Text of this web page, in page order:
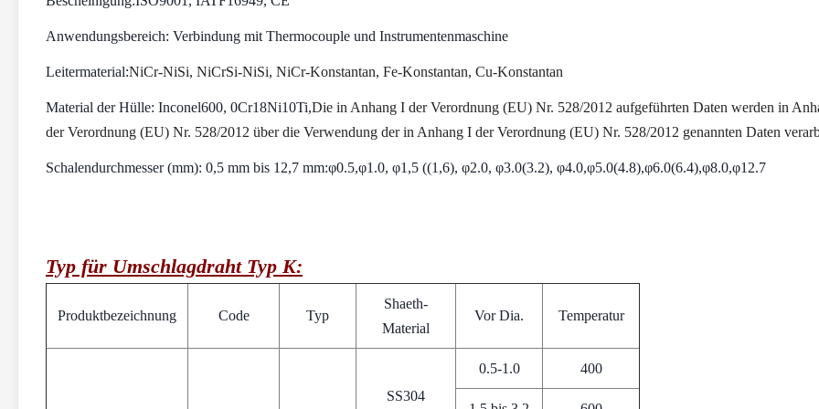
Anwendungsbereich: Verbindung mit Thermocouple und Instrumentenmaschine
Leitermaterial:NiCr-NiSi, NiCrSi-NiSi, NiCr-Konstantan, Fe-Konstantan, Cu-Konstantan
Material der Hülle: Inconel600, 0Cr18Ni10Ti,Die in Anhang I der Verordnung (EU) Nr. 528/2012 aufgeführten Daten werden in
der Verordnung (EU) Nr. 528/2012 über die Verwendung der in Anhang I der Verordnung (EU) Nr. 528/2012 genannten Daten
Schalendurchmesser (mm): 0,5 mm bis 12,7 mm:φ0.5,φ1.0, φ1,5 ((1,6), φ2.0, φ3.0(3.2), φ4.0,φ5.0(4.8),φ6.0(6.4),φ8.0,φ12.7
Typ für Umschlagdraht Typ K:
Produktbezeichnung Code Typ
Shaeth-
Material
Vor Dia. Temperatur
SS304
0.5-1.0 400